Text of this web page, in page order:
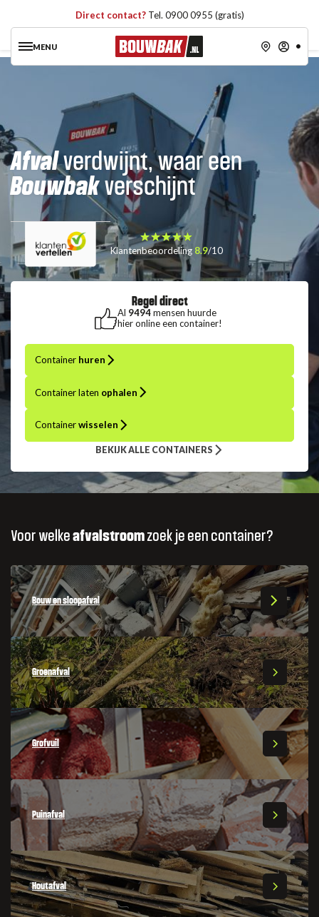
Direct contact? Tel. 0900 0955 (gratis)
MENU
Afvalverdwijnt, waar een
Bouwbakverschijnt
Klantenbeoordeling 8.9/10
Regel direct
Al 9494mensen huurde
hier online een container!
Container huren
Container laten ophalen
Containerwisselen
BEKIJK ALLE CONTAINERS
Voor welkeafvalstroomzoek je een container?
Bouw en sloopafval
Groenafval
Grofvuil
Puinafval
Houtafval